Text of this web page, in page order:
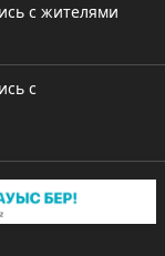
с жителями
с